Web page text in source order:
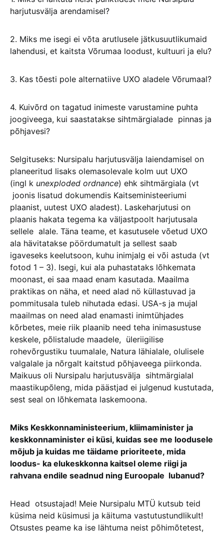
harjutusvälja arendamisel?
2. Miks me isegi ei võta arutlusele jätkusuutlikumaid
lahendusi, et kaitsta Võrumaa loodust, kultuuri ja elu?
3. Kas tõesti pole alternatiive UXO aladele Võrumaal?
4. Kuivõrd on tagatud inimeste varustamine puhta
joogiveega, kui saastatakse sihtmärgialade pinnas ja
põhjavesi?
Selgituseks: Nursipalu harjutusvälja laiendamisel on
planeeritud lisaks olemasolevale kolm uut UXO
(ingl k unexploded ordnance) ehk sihtmärgiala (vt
joonis lisatud dokumendis Kaitseministeeriumi
plaanist, uutest UXO aladest). Laskeharjutusi on
plaanis hakata tegema ka väljastpoolt harjutusala
sellele alale. Täna teame, et kasutusele võetud UXO
ala hävitatakse pöördumatult ja sellest saab
igaveseks keelutsoon, kuhu inimjalg ei või astuda (vt
fotod 1 – 3). Isegi, kui ala puhastataks lõhkemata
moonast, ei saa maad enam kasutada. Maailma
praktikas on näha, et need alad nö küllastuvad ja
pommitusala tuleb nihutada edasi. USA-s ja mujal
maailmas on need alad enamasti inimtühjades
kõrbetes, meie riik plaanib need teha inimasustuse
keskele, põlistalude maadele, üleriigilise
rohevõrgustiku tuumalale, Natura lähialale, olulisele
valgalale ja nõrgalt kaitstud põhjaveega piirkonda.
Maikuus oli Nursipalu harjutusvälja sihtmärgialal
maastikupõleng, mida päästjad ei julgenud kustutada,
sest seal on lõhkemata laskemoona.
Miks Keskkonnaministeerium, kliimaminister ja
keskkonnaminister ei küsi, kuidas see me loodusele
mõjub ja kuidas me täidame prioriteete, mida
loodus- ka elukeskkonna kaitsel oleme riigi ja
rahvana endile seadnud ning Euroopale lubanud?
Head otsustajad! Meie Nursipalu MTÜ kutsub teid
küsima neid küsimusi ja käituma vastutustundlikult!
Otsustes peame ka ise lähtuma neist põhimõtetest,